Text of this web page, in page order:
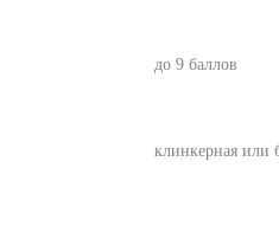
до 9 баллов
клинкерная или